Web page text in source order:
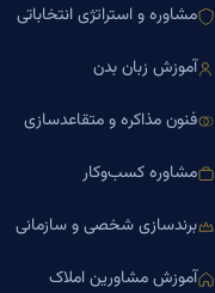
مشاوره و استراتژی انتخاباتی
آموزش زبان بدن
فنون مذاکره و متقاعدسازی
مشاوره کسب‌وکار
برندسازی شخصی و سازمانی
آموزش مشاورین املاک